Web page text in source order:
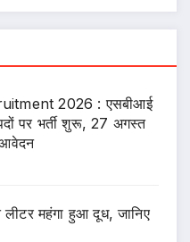
2026 : एसबीआई
पर भर्ती शुरू, 27 अगस्त
लीटर महंगा हुआ दूध, जानिए